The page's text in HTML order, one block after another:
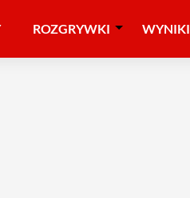
ROZGRYWKI WYNIKI